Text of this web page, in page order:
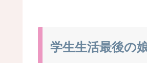
学生生活最後の